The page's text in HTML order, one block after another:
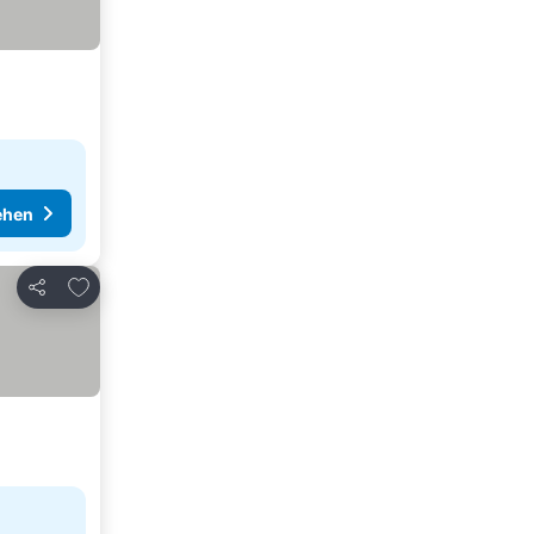
Teilen
Zu Favoriten hinzufügen